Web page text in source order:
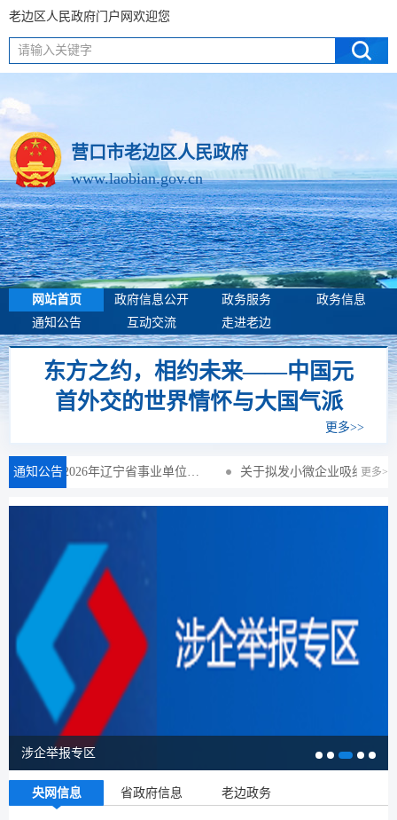
老边区人民政府门户网欢迎您
请输入关键字
营口市老边区人民政府
www.laobian.gov.cn
网站首页 政府信息公开 政务服务
政务信息
通知公告
互动交流 走进老边
东方之约，相约未来——中国元
首外交的世界情怀与大国气派
更多>>
通知公告 2026年辽宁省事业单位集中面向社会公开招聘工作人员老边区拟录用人员公示 关于拟发小微企业吸纳高校毕业生社会保险补贴的公示更多>
涉企举报专区
央网信息 省政府信息 老边政务